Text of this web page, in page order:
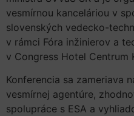
vesmírnou kanceláriou v
slovenských vedecko-
v rámci Fóra inžinierov a
v Congress Hotel Centrum
Konferencia sa zameriava
vesmírnej agentúre,
spolupráce s ESA a